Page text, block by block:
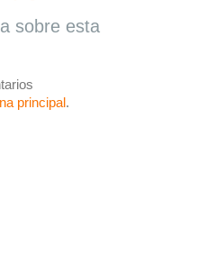
sobre esta
principal.